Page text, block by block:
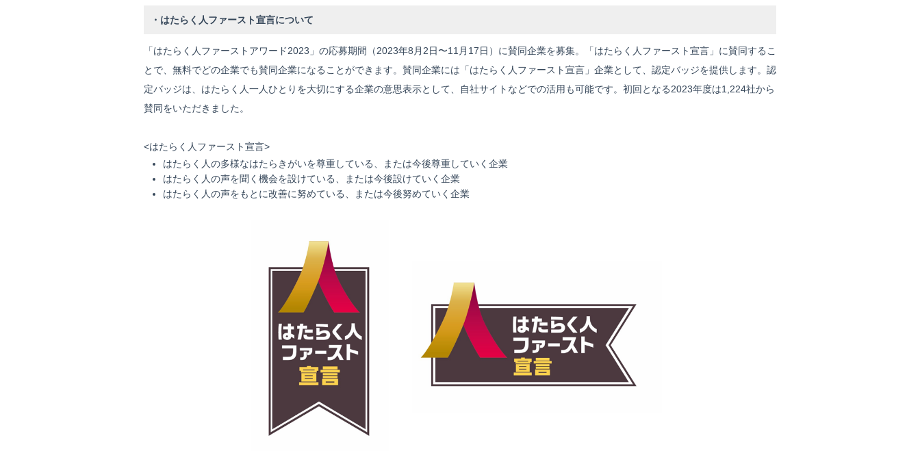
・はたらく人ファースト宣言について
「はたらく人ファーストアワード2023」の応募期間（2023年8月2日〜11月17日）に賛同企業を募集。「はたらく人ファースト宣言」に賛同するこ
とで、無料でどの企業でも賛同企業になることができます。賛同企業には「はたらく人ファースト宣言」企業として、認定バッジを提供します。認
定バッジは、はたらく人一人ひとりを大切にする企業の意思表示として、自社サイトなどでの活用も可能です。初回となる2023年度は1,224社から
賛同をいただきました。
<はたらく人ファースト宣言>
はたらく人の多様なはたらきがいを尊重している、または今後尊重していく企業
はたらく人の声を聞く機会を設けている、または今後設けていく企業
はたらく人の声をもとに改善に努めている、または今後努めていく企業